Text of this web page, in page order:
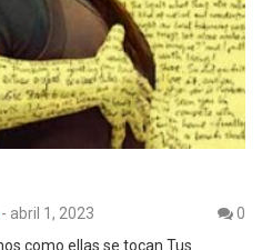
- abril 1, 2023
0
como ellas se tocan Tus